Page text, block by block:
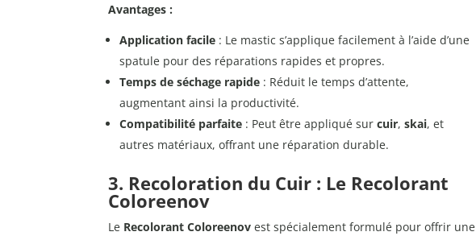
Avantages :
Application facile : Le mastic s’applique facilement à l’aide d’une
spatule pour des réparations rapides et propres.
Temps de séchage rapide : Réduit le temps d’attente,
augmentant ainsi la productivité.
Compatibilité parfaite : Peut être appliqué surcuir,skai, et
autres matériaux, offrant une réparation durable.
3. Recoloration du Cuir : Le Recolorant
Coloreenov
Le Recolorant Coloreenov est spécialement formulé pour offrir une